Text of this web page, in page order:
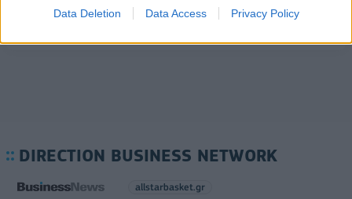
Data Deletion Data Access Privacy Policy
ΕΠΙΧΕΙΡΗΣΕΙΣ
DIRECTION BUSINESS NETWORK
allstarbasket.gr